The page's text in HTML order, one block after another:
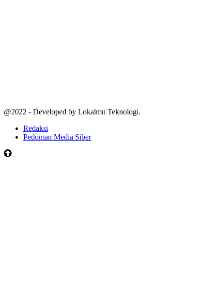
@2022 - Developed by Lokalmu Teknologi.
Redaksi
Pedoman Media Siber